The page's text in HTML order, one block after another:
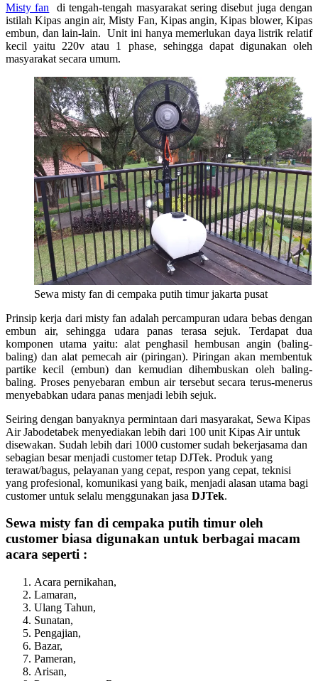
Misty fan di tengah-tengah masyarakat sering disebut juga dengan
istilah Kipas angin air, Misty Fan, Kipas angin, Kipas blower, Kipas
embun, dan lain-lain. Unit ini hanya memerlukan daya listrik relatif
kecil yaitu 220v atau 1 phase, sehingga dapat digunakan oleh
masyarakat secara umum.
Sewa misty fan di cempaka putih timur jakarta pusat
Prinsip kerja dari misty fan adalah percampuran udara bebas dengan
embun air, sehingga udara panas terasa sejuk. Terdapat dua
komponen utama yaitu: alat penghasil hembusan angin (baling-
baling) dan alat pemecah air (piringan). Piringan akan membentuk
partike kecil (embun) dan kemudian dihembuskan oleh baling-
baling. Proses penyebaran embun air tersebut secara terus-menerus
menyebabkan udara panas menjadi lebih sejuk.
Seiring dengan banyaknya permintaan dari masyarakat, Sewa Kipas
Air Jabodetabek menyediakan lebih dari 100 unit Kipas Air untuk
disewakan. Sudah lebih dari 1000 customer sudah bekerjasama dan
sebagian besar menjadi customer tetap DJTek. Produk yang
terawat/bagus, pelayanan yang cepat, respon yang cepat, teknisi
yang profesional, komunikasi yang baik, menjadi alasan utama bagi
customer untuk selalu menggunakan jasa DJTek.
Sewa misty fan di cempaka putih timur oleh
customer biasa digunakan untuk berbagai macam
acara seperti :
Acara pernikahan,
Lamaran,
Ulang Tahun,
Sunatan,
Pengajian,
Bazar,
Pameran,
Arisan,